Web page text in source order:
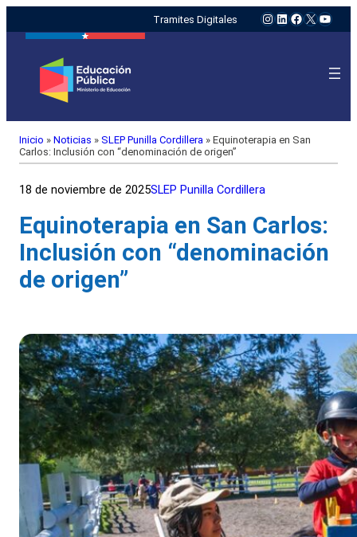
Tramites Digitales Instagram
LinkedIn
Facebook
X
Inicio » Noticias » SLEP Punilla Cordillera » Equinoterapia en San
Carlos: Inclusión con “denominación de origen”
18 de noviembre de 2025SLEP Punilla Cordillera
Equinoterapia en San Carlos:
Inclusión con “denominación
de origen”